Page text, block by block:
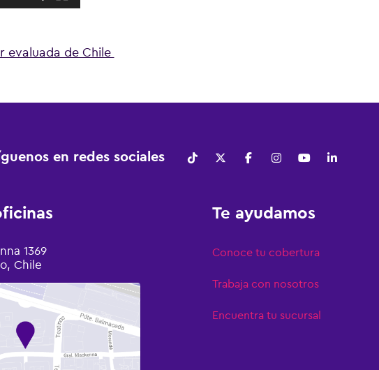
evaluada de Chile
en redes sociales
1369
Chile
Te ayudamos
Conoce tu cobertura
Trabaja con nosotros
Encuentra tu sucursal